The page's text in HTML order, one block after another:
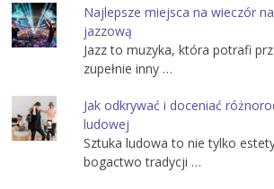
Najlepsze miejsca na wieczór
jazzową
Jazz to muzyka, która potrafi
zupełnie inny …
Jak odkrywać i doceniać
ludowej
Sztuka ludowa to nie tylko
bogactwo tradycji …